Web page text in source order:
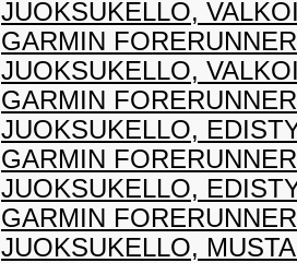
JUOKSUKELLO,
GARMIN
JUOKSUKELLO,
GARMIN
JUOKSUKELLO,
GARMIN
JUOKSUKELLO,
GARMIN
JUOKSUKELLO,